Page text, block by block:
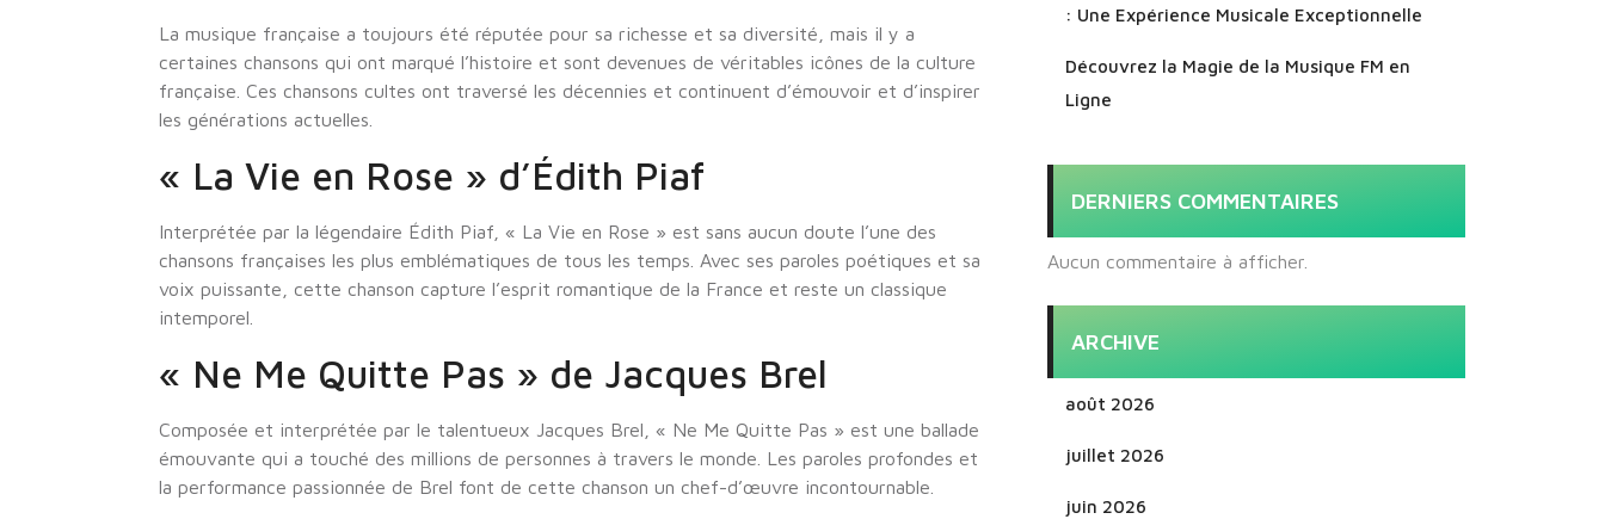
La musique française a toujours été réputée pour sa richesse et sa diversité, mais il y a
certaines chansons qui ont marqué l’histoire et sont devenues de véritables icônes de la culture
française. Ces chansons cultes ont traversé les décennies et continuent d’émouvoir et d’inspirer
les générations actuelles.
« La Vie en Rose » d’Édith Piaf
Interprétée par la légendaire Édith Piaf, « La Vie en Rose » est sans aucun doute l’une des
chansons françaises les plus emblématiques de tous les temps. Avec ses paroles poétiques et sa
voix puissante, cette chanson capture l’esprit romantique de la France et reste un classique
intemporel.
« Ne Me Quitte Pas » de Jacques Brel
Composée et interprétée par le talentueux Jacques Brel, « Ne Me Quitte Pas » est une ballade
émouvante qui a touché des millions de personnes à travers le monde. Les paroles profondes et
la performance passionnée de Brel font de cette chanson un chef-d’œuvre incontournable.
: Une Expérience Musicale Exceptionnelle
Découvrez la Magie de la Musique FM en
Ligne
DERNIERS COMMENTAIRES
Aucun commentaire à afficher.
ARCHIVE
août 2026
juillet 2026
juin 2026